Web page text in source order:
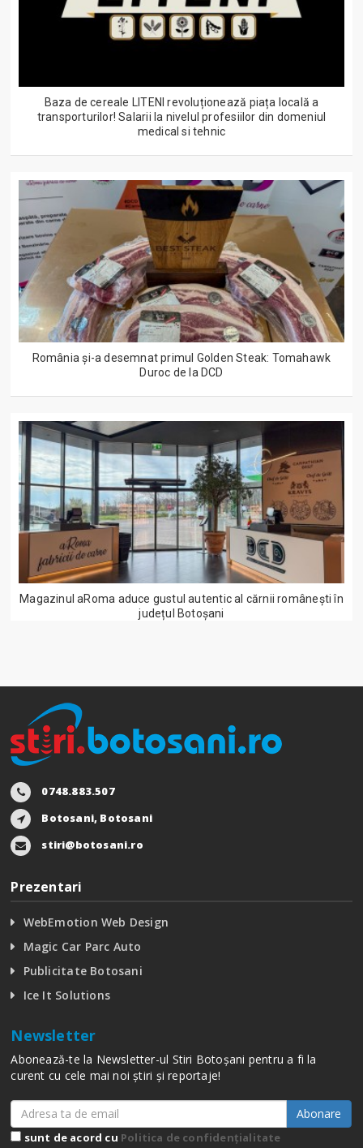
Baza de cereale LITENI revoluționează piața locală a
transporturilor! Salarii la nivelul profesiilor din domeniul
medical si tehnic
România și-a desemnat primul Golden Steak: Tomahawk
Duroc de la DCD
Magazinul aRoma aduce gustul autentic al cărnii românești în
județul Botoșani
0748.883.507
Botosani, Botosani
stiri@botosani.ro
Prezentari
WebEmotion Web Design
Magic Car Parc Auto
Publicitate Botosani
Ice It Solutions
Newsletter
Abonează-te la Newsletter-ul Stiri Botoșani pentru a fi la
curent cu cele mai noi știri și reportaje!
Abonare
sunt de acord cu Politica de confidențialitate